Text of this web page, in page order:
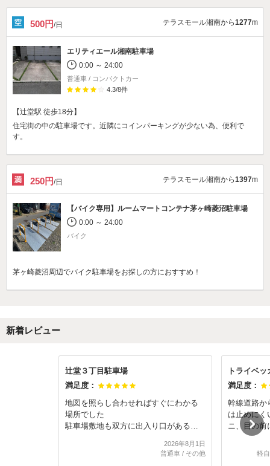
500円/日 テラスモール湘南から1277m
エリティエール湘南駐車場
0:00 ～ 24:00
普通車 / コンパクトカー
4.3/8件
【辻堂駅 徒歩18分】
住宅街の中の駐車場です。近隣にコインパーキングが少ない為、便利で
す。
250円/日 テラスモール湘南から1397m
【バイク専用】 ルームマートコンテナ茅ヶ崎菱沼駐車場
0:00 ～ 24:00
バイク
茅ヶ崎菱沼周辺でバイク駐車場をお探しの方におすすめ！
新着レビュー
辻堂３丁目駐車場
満足度：
地図を照らし合わせればすぐにわかる
場所でした
駐車場敷地も双方に出入り口があるた
大型車でしたが、区画も広く停めやす
2026年8月1日
普通車/ その他
トライベ
満足度：
幹線道路か
は止めにく
ニ、目の前
駐車スペ
軽